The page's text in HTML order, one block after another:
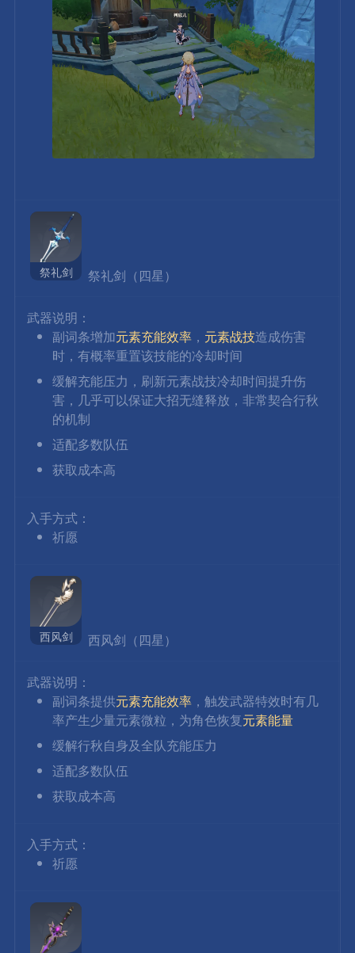
祭礼剑 祭礼剑（四星）
武器说明：
副词条增加元素充能效率 ， 元素战技造成伤害
时，有概率重置该技能的冷却时间
缓解充能压力，刷新元素战技冷却时间提升伤
害，几乎可以保证大招无缝释放，非常契合行秋
的机制
适配多数队伍
获取成本高
入手方式：
祈愿
西风剑 西风剑（四星）
武器说明：
副词条提供元素充能效率 ，触发武器特效时有几
率产生少量元素微粒，为角色恢复元素能量
缓解行秋自身及全队充能压力
适配多数队伍
获取成本高
入手方式：
祈愿